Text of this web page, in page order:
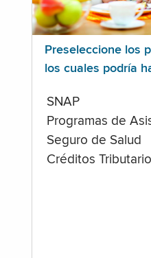
Preseleccione los
los cuales podría
SNAP
Programas de
Seguro de Salud
Créditos